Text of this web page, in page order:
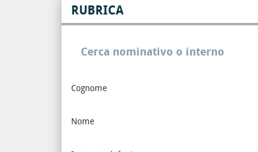
RUBRICA
Cerca nominativo o interno
Cognome
Nome